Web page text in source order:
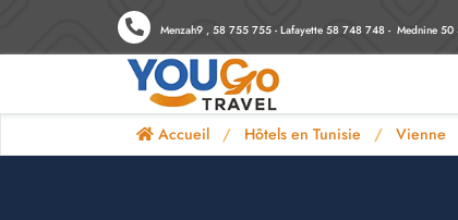
Menzah9 , 58 755 755 - Lafayette 58 748 748 - Mednine
Accueil Hôtels en Tunisie Vienne